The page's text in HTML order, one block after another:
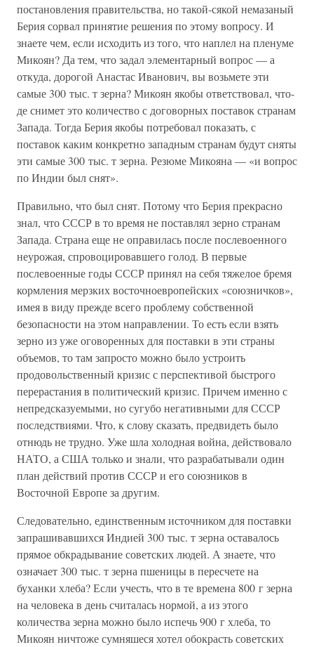
постановления правительства, но такой-сякой немазаный
Берия сорвал принятие решения по этому вопросу. И
знаете чем, если исходить из того, что наплел на пленуме
Микоян? Да тем, что задал элементарный вопрос — а
откуда, дорогой Анастас Иванович, вы возьмете эти
самые 300 тыс. т зерна? Микоян якобы ответствовал, что-
де снимет это количество с договорных поставок странам
Запада. Тогда Берия якобы потребовал показать, с
поставок каким конкретно западным странам будут сняты
эти самые 300 тыс. т зерна. Резюме Микояна — «и вопрос
по Индии был снят».
Правильно, что был снят. Потому что Берия прекрасно
знал, что СССР в то время не поставлял зерно странам
Запада. Страна еще не оправилась после послевоенного
неурожая, спровоцировавшего голод. В первые
послевоенные годы СССР принял на себя тяжелое бремя
кормления мерзких восточноевропейских «союзничков»,
имея в виду прежде всего проблему собственной
безопасности на этом направлении. То есть если взять
зерно из уже оговоренных для поставки в эти страны
объемов, то там запросто можно было устроить
продовольственный кризис с перспективой быстрого
перерастания в политический кризис. Причем именно с
непредсказуемыми, но сугубо негативными для СССР
последствиями. Что, к слову сказать, предвидеть было
отнюдь не трудно. Уже шла холодная война, действовало
НАТО, а США только и знали, что разрабатывали один
план действий против СССР и его союзников в
Восточной Европе за другим.
Следовательно, единственным источником для поставки
запрашивавшихся Индией 300 тыс. т зерна оставалось
прямое обкрадывание советских людей. А знаете, что
означает 300 тыс. т зерна пшеницы в пересчете на
буханки хлеба? Если учесть, что в те времена 800 г зерна
на человека в день считалась нормой, а из этого
количества зерна можно было испечь 900 г хлеба, то
Микоян ничтоже сумняшеся хотел обокрасть советских